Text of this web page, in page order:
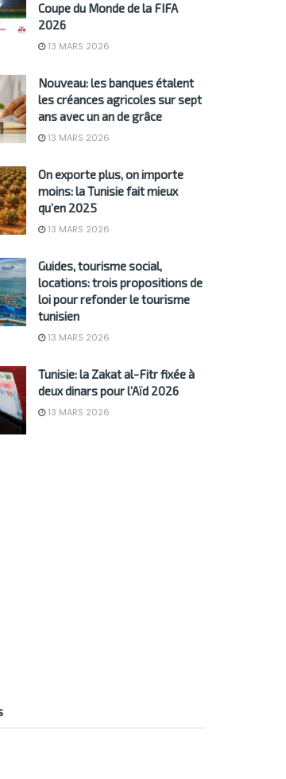
Coupe du Monde de la FIFA
2026
13 MARS 2026
Nouveau: les banques étalent
les créances agricoles sur sept
ans avec un an de grâce
13 MARS 2026
On exporte plus, on importe
moins: la Tunisie fait mieux
qu’en 2025
13 MARS 2026
Guides, tourisme social,
locations: trois propositions de
loi pour refonder le tourisme
tunisien
13 MARS 2026
Tunisie: la Zakat al-Fitr fixée à
deux dinars pour l’Aïd 2026
13 MARS 2026